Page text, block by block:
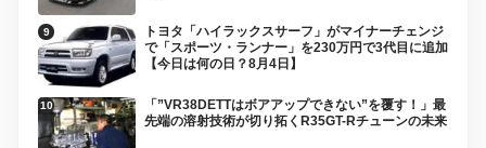
トヨタ「ハイラックスサーフ」がマイナーチェンジ
で「スポーツ・ランナー」を230万円で3代目に追加
【今日は何の日？8月4日】
「”VR38DETTはボアアップできない”を覆す！」最
先端の溶射技術が切り拓くR35GT-Rチューンの未来